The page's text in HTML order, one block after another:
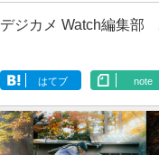
デジカメ Watch編集部
はてブ note